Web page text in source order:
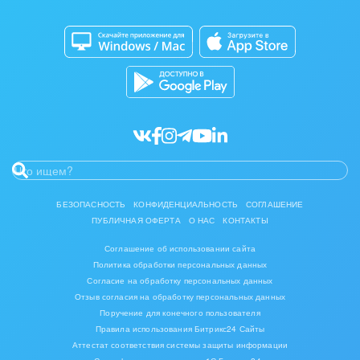
Мода, одежда, аксессуары, стиль
Нефть, газ
Оборудование, техника
Ритуальные услуги
Рынки и торговля
Финансы, бухгалтерия, банки
Химия и нефтехимия
Электроэнергетика
Кибербезопасность
Битрикс24 Маркет
Разработчикам приложений
БЕЗОПАСНОСТЬ КОНФИДЕНЦИАЛЬНОСТЬ
СОГЛАШЕНИЕ
ПУБЛИЧНАЯ ОФЕРТА
О НАС КОНТАКТЫ
Соглашение об использовании сайта
Политика обработки персональных данных
Согласие на обработку персональных данных
Отзыв согласия на обработку персональных данных
Поручение для конечного пользователя
Правила использования Битрикс24 Сайты
Аттестат соответствия системы защиты информации